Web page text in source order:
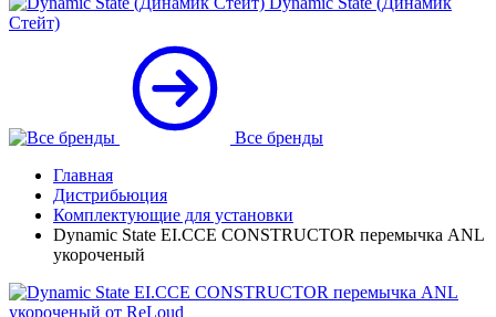
Стейт)
Все бренды
Главная
Дистрибьюция
Комплектующие для установки
Dynamic State EI.CCE CONSTRUCTOR перемычка ANL
укороченый